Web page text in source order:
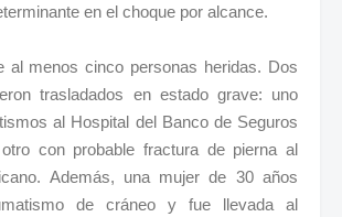
en el choque por alcance.
al menos cinco personas heridas. Dos
trasladados en estado grave: uno
al Hospital del Banco de Seguros
con probable fractura de pierna al
Además, una mujer de 30 años
de cráneo y fue llevada al